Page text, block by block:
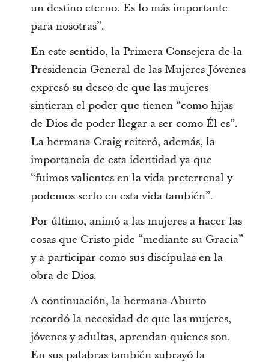
un destino eterno. Es lo más importante
para nosotras”.
En este sentido, la Primera Consejera de la
Presidencia General de las Mujeres Jóvenes
expresó su deseo de que las mujeres
sintieran el poder que tienen “como hijas
de Dios de poder llegar a ser como Él es”.
La hermana Craig reiteró, además, la
importancia de esta identidad ya que
“fuimos valientes en la vida preterrenal y
podemos serlo en esta vida también”.
Por último, animó a las mujeres a hacer las
cosas que Cristo pide “mediante su Gracia”
y a participar como sus discípulas en la
obra de Dios.
A continuación, la hermana Aburto
recordó la necesidad de que las mujeres,
jóvenes y adultas, aprendan quienes son.
En sus palabras también subrayó la